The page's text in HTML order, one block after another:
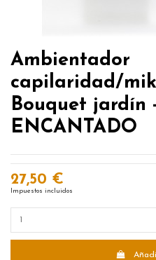
Ambientador
capilaridad/
Bouquet jardín
ENCANTADO
27,50 €
Impuestos incluidos